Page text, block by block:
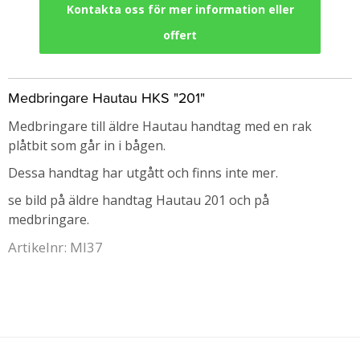
Kontakta oss för mer information eller
offert
Medbringare Hautau HKS "201"
Medbringare till äldre Hautau handtag med en rak
plåtbit som går in i bågen.
Dessa handtag har utgått och finns inte mer.
se bild på äldre handtag Hautau 201 och på
medbringare.
Artikelnr: MI37